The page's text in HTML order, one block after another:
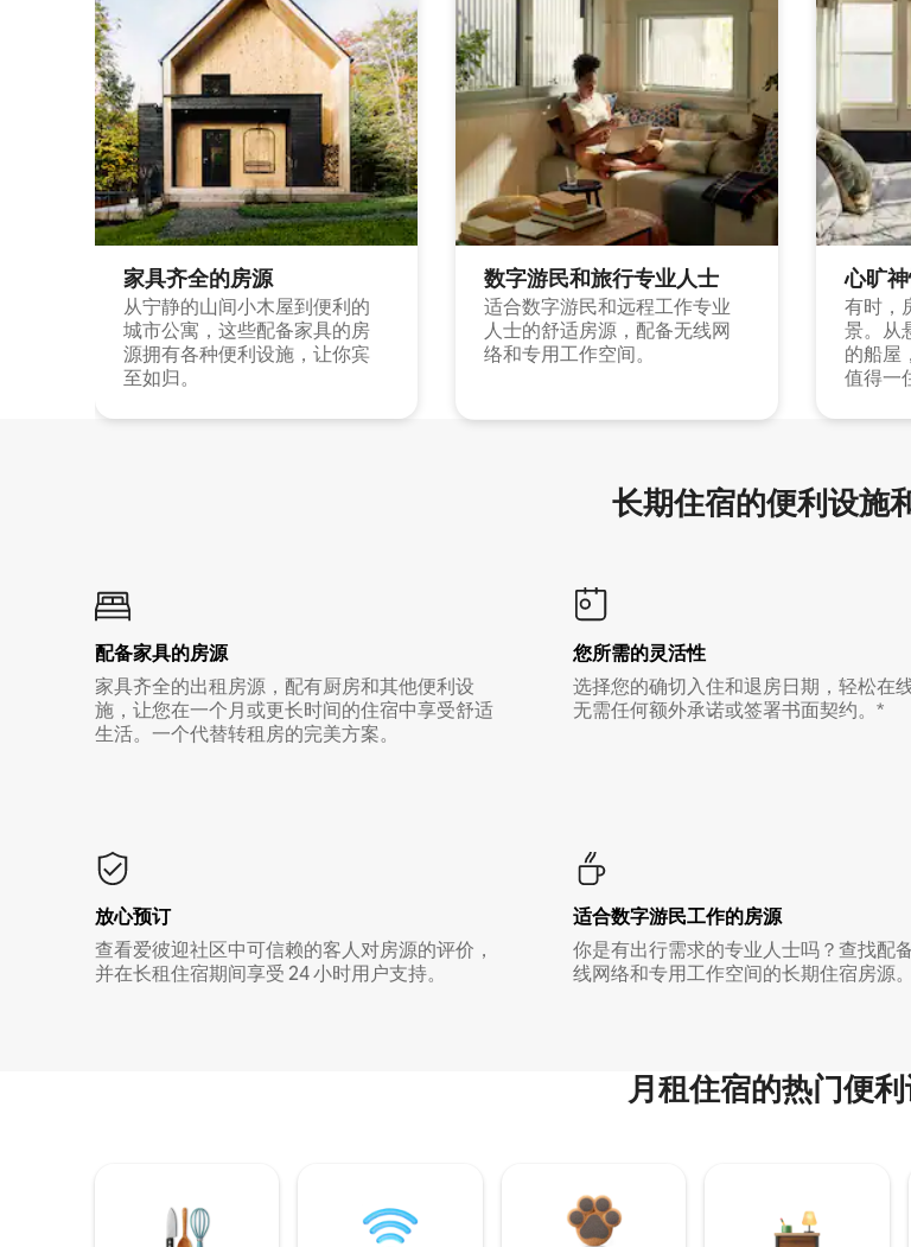
家具齐全的房源
从宁静的山间小木屋到便利的
城市公寓，这些配备家具的房
源拥有各种便利设施，让你宾
至如归。
数字游民和旅行专业人士
适合数字游民和远程工作专业
人士的舒适房源，配备无线网
络和专用工作空间。
心旷
有时，
景。从
的船屋
值得一
长期住宿的便利设施
配备家具的房源
家具齐全的出租房源，配有厨房和其他便利设
施，让您在一个月或更长时间的住宿中享受舒适
生活。一个代替转租房的完美方案。
您所需的灵活性
选择您的确切入住和退房日期，轻松在
无需任何额外承诺或签署书面契约。*
放心预订
查看爱彼迎社区中可信赖的客人对房源的评价，
并在长租住宿期间享受 24 小时用户支持。
适合数字游民工作的房源
你是有出行需求的专业人士吗？查找配
线网络和专用工作空间的长期住宿房源。
月租住宿的热门便